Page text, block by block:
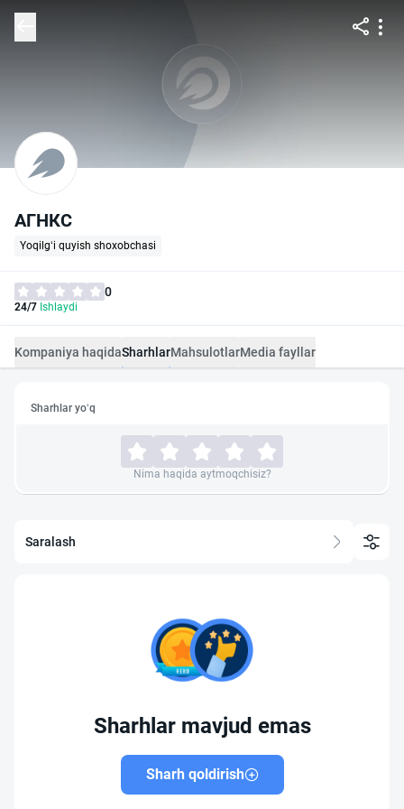
АГНКС
Yoqilg‘i quyish shoxobchasi
0
24/7 Ishlaydi
Kompaniya haqidaSharhlarMahsulotlarMedia fayllar
Sharhlar yo‘q
Nima haqida aytmoqchisiz?
Saralash
Sharhlar mavjud emas
Sharh qoldirish